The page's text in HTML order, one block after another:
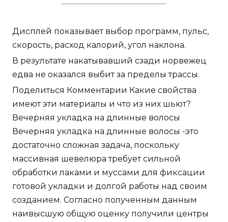
Дисплей показывает выбор программ, пульс,
скорость, расход калорий, угол наклона.
В результате накатывавший сзади норвежец
едва не оказался выбит за пределы трассы.
Поделиться Комментарии Какие свойства
имеют эти материалы и что из них шьют?
Вечерняя укладка на длинные волосы
Вечерняя укладка на длинные волосы -это
достаточно сложная задача, поскольку
массивная шевелюра требует сильной
обработки лаками и муссами для фиксации
готовой укладки и долгой работы над своим
созданием. Согласно полученным данным
наивысшую общую оценку получили центры